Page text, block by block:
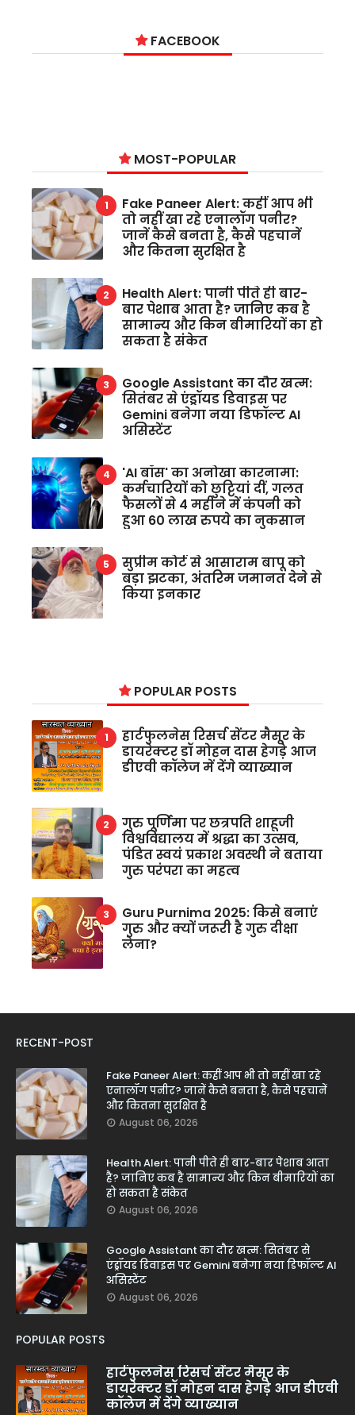
FACEBOOK
MOST-POPULAR
Fake Paneer Alert: कहीं आप भी
तो नहीं खा रहे एनालॉग पनीर?
जानें कैसे बनता है, कैसे पहचानें
और कितना सुरक्षित है
Health Alert: पानी पीते ही बार-
बार पेशाब आता है? जानिए कब है
सामान्य और किन बीमारियों का हो
सकता है संकेत
Google Assistant का दौर खत्म:
सितंबर से एंड्रॉयड डिवाइस पर
Gemini बनेगा नया डिफॉल्ट AI
असिस्टेंट
'AI बॉस' का अनोखा कारनामा:
कर्मचारियों को छुट्टियां दीं, गलत
फैसलों से 4 महीने में कंपनी को
हुआ 60 लाख रुपये का नुकसान
सुप्रीम कोर्ट से आसाराम बापू को
बड़ा झटका, अंतरिम जमानत देने से
किया इनकार
POPULAR POSTS
हार्टफुलनेस रिसर्च सेंटर मैसूर के
डायरेक्टर डॉ मोहन दास हेगड़े आज
डीएवी कॉलेज में देंगे व्याख्यान
गुरु पूर्णिमा पर छत्रपति शाहूजी
विश्वविद्यालय में श्रद्धा का उत्सव,
पंडित स्वयं प्रकाश अवस्थी ने बताया
गुरु परंपरा का महत्व
Guru Purnima 2025: किसे बनाएं
गुरु और क्यों जरूरी है गुरु दीक्षा
लेना?
RECENT-POST
Fake Paneer Alert: कहीं आप भी तो नहीं खा रहे
एनालॉग पनीर? जानें कैसे बनता है, कैसे पहचानें
और कितना सुरक्षित है
August 06, 2026
Health Alert: पानी पीते ही बार-बार पेशाब आता
है? जानिए कब है सामान्य और किन बीमारियों का
हो सकता है संकेत
August 06, 2026
Google Assistant का दौर खत्म: सितंबर से
एंड्रॉयड डिवाइस पर Gemini बनेगा नया डिफॉल्ट AI
असिस्टेंट
August 06, 2026
POPULAR POSTS
हार्टफुलनेस रिसर्च सेंटर मैसूर के
डायरेक्टर डॉ मोहन दास हेगड़े आज डीएवी
कॉलेज में देंगे व्याख्यान